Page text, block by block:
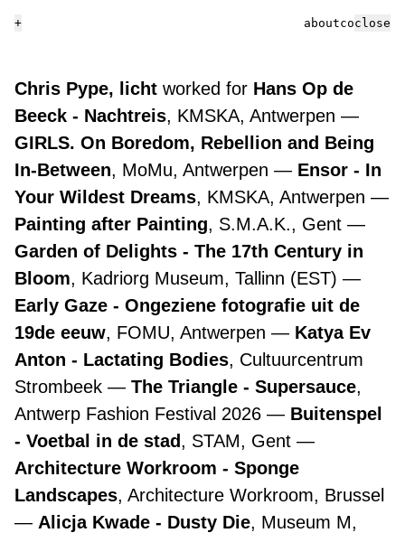
+ aboutcontact
Chris Pype, licht worked for Hans Op de
Beeck - Nachtreis, KMSKA, Antwerpen
GIRLS. On Boredom, Rebellion and Being
In-Between, MoMu, Antwerpen
Ensor - In
Your Wildest Dreams, KMSKA, Antwerpen
Painting after Painting, S.M.A.K., Gent
Garden of Delights - The 17th Century in
Bloom, Kadriorg Museum, Tallinn (EST)
Early Gaze - Ongeziene fotografie uit de
19de eeuw, FOMU, Antwerpen
Katya Ev
Anton - Lactating Bodies, Cultuurcentrum
Strombeek
The Triangle - Supersauce,
Antwerp Fashion Festival 2026
Buitenspel
- Voetbal in de stad, STAM, Gent
Architecture Workroom - Sponge
Landscapes, Architecture Workroom, Brussel
Alicja Kwade - Dusty Die, Museum M,
close